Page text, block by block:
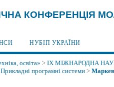
КОНФЕРЕНЦІЯ
НУБІП УКРАЇНИ
освіта» >IX МІЖНАРОДНА
Прикладні програмні системи >